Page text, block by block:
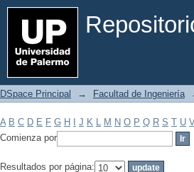
Filtrar por: Materia
DSpace Principal → Facultad de Ingeniería
A B C D E F G H J K L M N O P Q R S T U
Comienza por
Resultados por página: